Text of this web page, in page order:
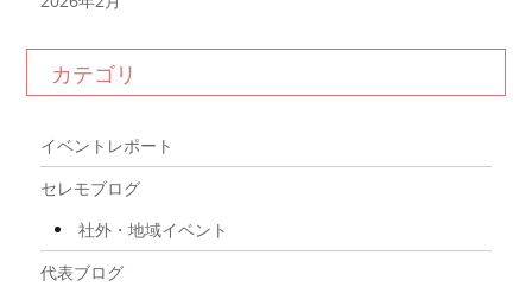
2025年12月
2025年10月
2025年8月
カテゴリ
イベントレポート
セレモブログ
社外・地域イベント
代表ブログ